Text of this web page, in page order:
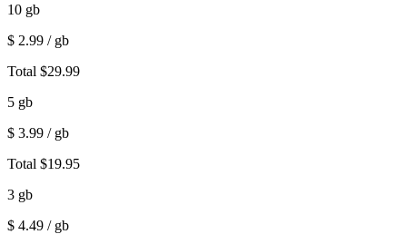
10 gb
$ 2.99 / gb
Total $29.99
5 gb
$ 3.99 / gb
Total $19.95
3 gb
$ 4.49 / gb